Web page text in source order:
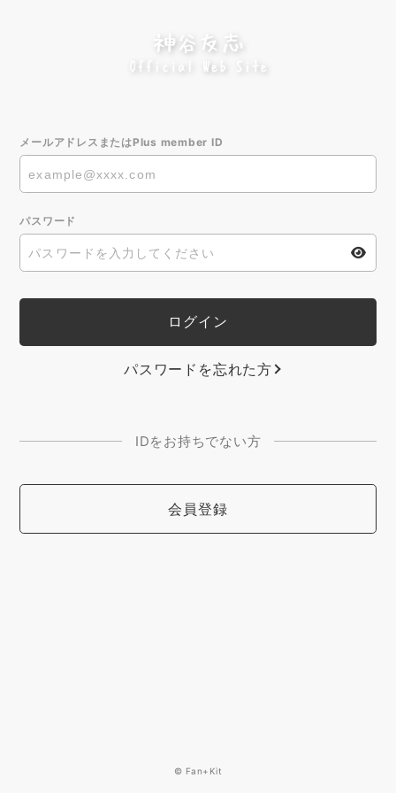
メールアドレスまたはPlus member ID
パスワード
パスワードを忘れた方
IDをお持ちでない方
会員登録
© Fan+Kit